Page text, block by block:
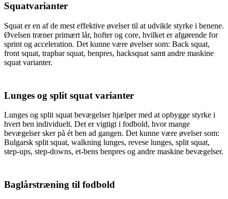
Squatvarianter
Squat er en af de mest effektive øvelser til at udvikle styrke i benene.
Øvelsen træner primært lår, hofter og core, hvilket er afgørende for
sprint og acceleration. Det kunne være øvelser som: Back squat,
front squat, trapbar squat, benpres, hacksquat samt andre maskine
squat varianter.
Lunges og split squat varianter
Lunges og split squat bevægelser hjælper med at opbygge styrke i
hvert ben individuelt. Det er vigtigt i fodbold, hvor mange
bevægelser sker på ét ben ad gangen. Det kunne være øvelser som:
Bulgarsk split squat, walkning lunges, revese lunges, split squat,
step-ups, step-downs, et-bens benpres og andre maskine bevægelser.
Baglårstræning til fodbold